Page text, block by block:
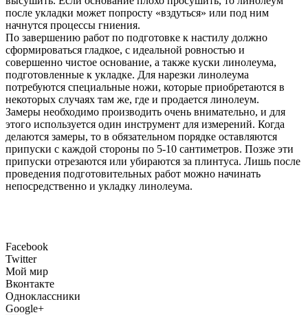
после укладки может попросту «вздуться» или под ним
начнутся процессы гниения.
По завершению работ по подготовке к настилу должно
сформироваться гладкое, с идеальной ровностью и
совершенно чистое основание, а также куски линолеума,
подготовленные к укладке. Для нарезки линолеума
потребуются специальные ножи, которые приобретаются в
некоторых случаях там же, где и продается линолеум.
Замеры необходимо производить очень внимательно, и для
этого используется один инструмент для измерений. Когда
делаются замеры, то в обязательном порядке оставляются
припуски с каждой стороны по 5-10 сантиметров. Позже эти
припуски отрезаются или убираются за плинтуса. Лишь после
проведения подготовительных работ можно начинать
непосредственно и укладку линолеума.
Facebook
Twitter
Мой мир
Вконтакте
Одноклассники
Google+